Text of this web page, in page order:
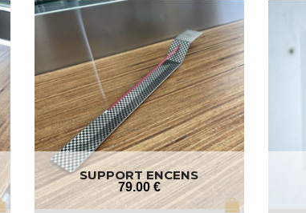
SUPPORT ENCENS
79.00 €